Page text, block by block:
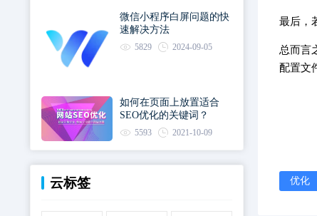
微信小程序白屏问题的快
速解决方法
5829 2024-09-05
如何在页面上放置适合
SEO优化的关键词？
5593 2021-10-09
云标签
最后，
总而言
配置文
优化